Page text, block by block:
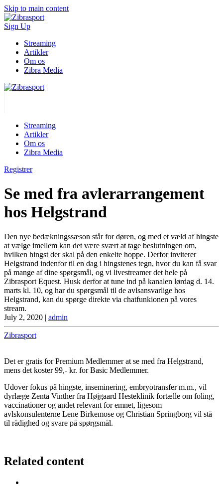
Skip to main content
Sign Up
Streaming
Artikler
Om os
Zibra Media
Streaming
Artikler
Om os
Zibra Media
Registrer
Se med fra avlerarrangement
hos Helgstrand
Den nye bedækningssæson står for døren, og med et væld af hingste
at vælge imellem kan det være svært at tage beslutningen om,
hvilken hingst der skal på den enkelte hoppe. Derfor inviterer
Helgstrand indenfor til en dag i hingstenes tegn, hvor du kan få svar
på mange af dine spørgsmål, og vi livestreamer det hele på
Zibrasport Equest. Husk derfor at tune ind på kanalen lørdag d. 14.
marts kl. 10, og har du spørgsmål til de avlsansvarlige hos
Helgstrand, kan du spørge direkte via chatfunkionen på vores
stream.
July 2, 2020 | admin
Zibrasport
Det er gratis for Premium Medlemmer at se med fra Helgstrand,
mens det koster 99,- kr. for Basic Medlemmer.
Udover fokus på hingste, inseminering, embryotransfer m.m., vil
dyrlæge Zenta Vinther fra Højgaard Hesteklinik fortælle om foling,
vaccinationer og andet relevant for emnet, ligesom
avlskonsulenterne Lene Birkemose og Christian Springborg vil stå
til rådighed og svare på spørgsmål.
Related content